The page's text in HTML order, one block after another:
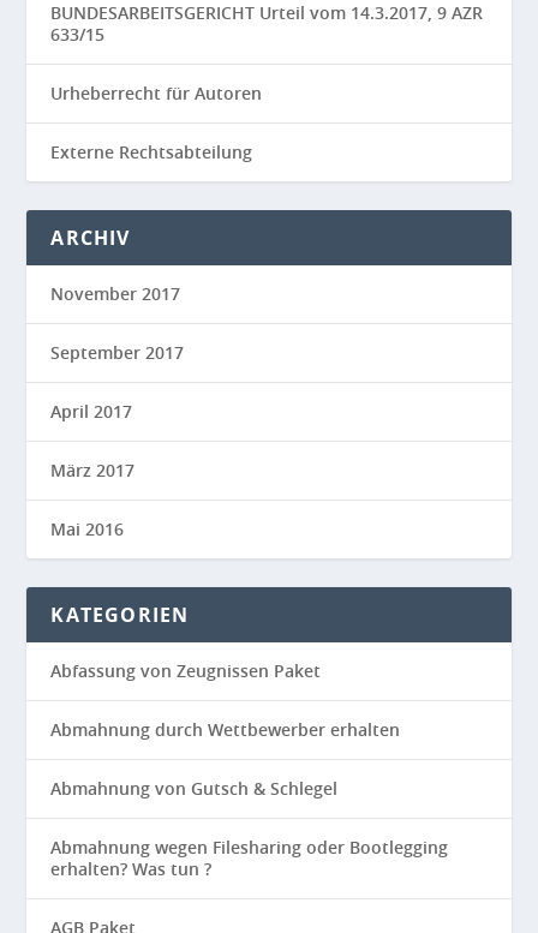
BUNDESARBEITSGERICHT Urteil vom 14.3.2017, 9 AZR
633/15
Urheberrecht für Autoren
Externe Rechtsabteilung
ARCHIV
November 2017
September 2017
April 2017
März 2017
Mai 2016
KATEGORIEN
Abfassung von Zeugnissen Paket
Abmahnung durch Wettbewerber erhalten
Abmahnung von Gutsch & Schlegel
Abmahnung wegen Filesharing oder Bootlegging
erhalten? Was tun ?
AGB Paket